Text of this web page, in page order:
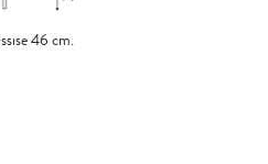
46 cm.